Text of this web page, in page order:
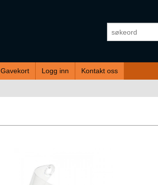
Gavekort Logg inn Kontakt oss